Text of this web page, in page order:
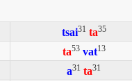
tsai31 ta35
ta53 vat13
a31 ta31